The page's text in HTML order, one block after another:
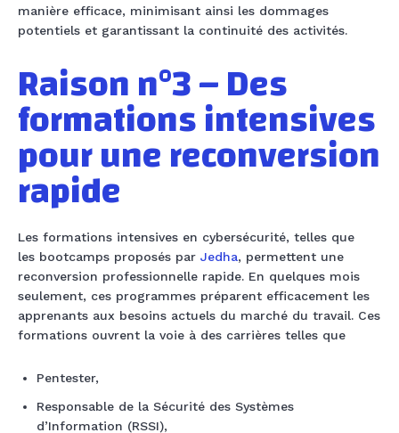
manière efficace, minimisant ainsi les dommages
potentiels et garantissant la continuité des activités.
Raison n°3 – Des
formations intensives
pour une reconversion
rapide
Les formations intensives en cybersécurité, telles que
les bootcamps proposés par Jedha, permettent une
reconversion professionnelle rapide. En quelques mois
seulement, ces programmes préparent efficacement les
apprenants aux besoins actuels du marché du travail. Ces
formations ouvrent la voie à des carrières telles que
Pentester,
Responsable de la Sécurité des Systèmes
d’Information (RSSI),